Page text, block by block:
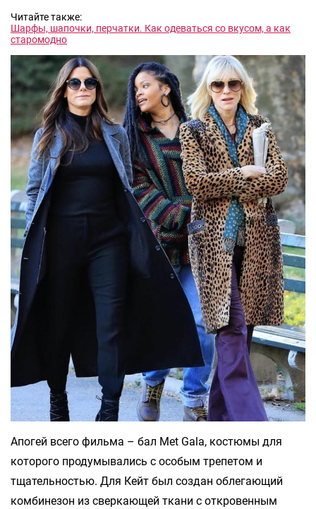
Читайте также:
Шарфы, шапочки, перчатки. Как одеваться со вкусом, а как
старомодно
Апогей всего фильма – бал Met Gala, костюмы для
которого продумывались с особым трепетом и
тщательностью. Для Кейт был создан облегающий
комбинезон из сверкающей ткани с откровенным